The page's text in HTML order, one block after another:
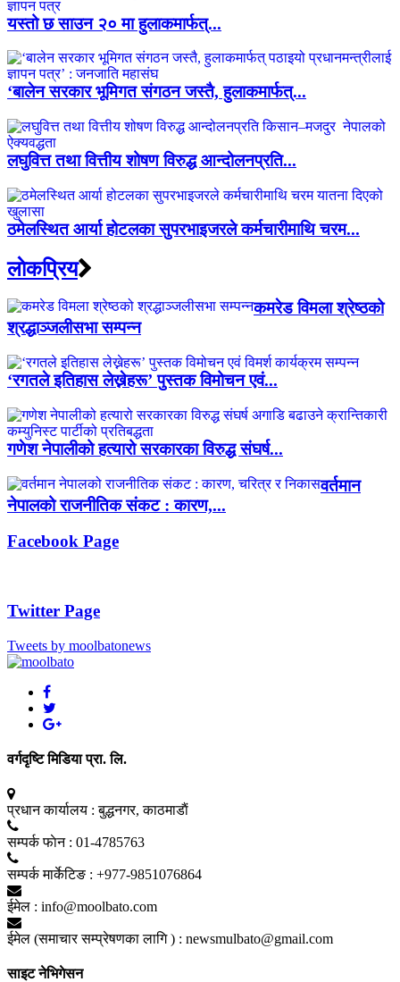
यस्तो छ साउन २० मा हुलाकमार्फत्...
‘बालेन सरकार भूमिगत संगठन जस्तै, हुलाकमार्फत्...
लघुवित्त तथा वित्तीय शोषण विरुद्ध आन्दोलनप्रति...
ठमेलस्थित आर्या होटलका सुपरभाइजरले कर्मचारीमाथि चरम...
लाेकप्रिय
कमरेड विमला श्रेष्ठको
श्रद्धाञ्जलीसभा सम्पन्न
‘रगतले इतिहास लेख्नेहरू’ पुस्तक विमोचन एवं...
गणेश नेपालीको हत्यारो सरकारका विरुद्ध संघर्ष...
वर्तमान
नेपालको राजनीतिक संकट : कारण,...
Facebook Page
Twitter Page
Tweets by moolbatonews
वर्गदृष्टि मिडिया प्रा. लि.
प्रधान कार्यालय : बुद्धनगर, काठमाडाैं
सम्पर्क फाेन : 01-4785763
सम्पर्क मार्केटिङ : +977-9851076864
ईमेल : info@moolbato.com
ईमेल (समाचार सम्प्रेषणका लागि ) : newsmulbato@gmail.com
साइट नेभिगेसन